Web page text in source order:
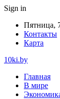
Sign in
Пятница,
Контакты
Карта
10ki.by
Главная
В мире